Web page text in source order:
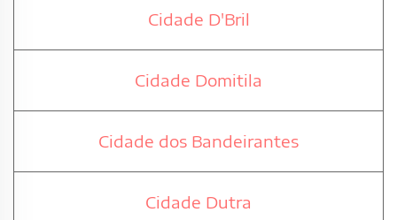
Cidade D'Bril
Cidade Domitila
Cidade dos Bandeirantes
Cidade Dutra